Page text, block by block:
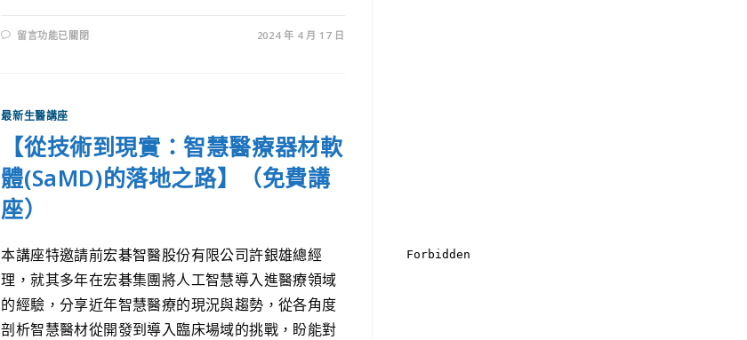
留言功能已關閉 2024 年 4 月 17 日
最新生醫講座
【從技術到現實：智慧醫療器材軟
體(SaMD)的落地之路】（免費講
座）
本講座特邀請前宏碁智醫股份有限公司許銀雄總經
理，就其多年在宏碁集團將人工智慧導入進醫療領域
的經驗，分享近年智慧醫療的現況與趨勢，從各角度
剖析智慧醫材從開發到導入臨床場域的挑戰，盼能對